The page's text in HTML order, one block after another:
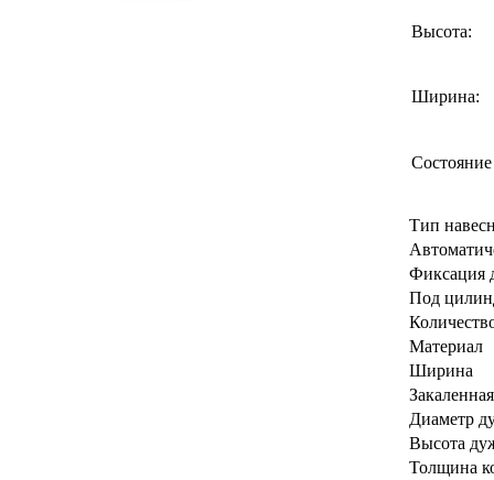
Высота:
Ширина:
Состояние
Тип
Фиксация
Под
Материал
Ширина
Диаметр
Высота
Толщина